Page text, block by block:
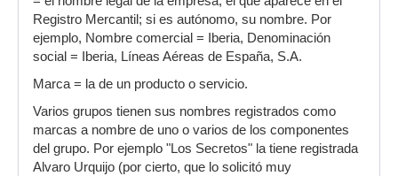
Registro Mercantil; si es autónomo, su nombre. Por
ejemplo, Nombre comercial = Iberia, Denominación
social = Iberia, Líneas Aéreas de España, S.A.
Marca = la de un producto o servicio.
Varios grupos tienen sus nombres registrados como
marcas a nombre de uno o varios de los componentes
del grupo. Por ejemplo "Los Secretos" la tiene registrada
Alvaro Urquijo (por cierto, que lo solicitó muy